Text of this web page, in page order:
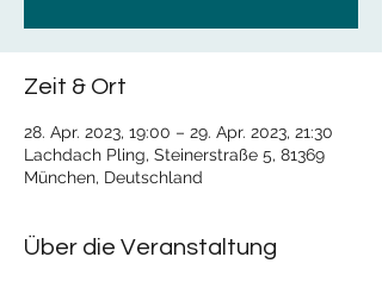
Zeit & Ort
28. Apr. 2023, 19:00 – 29. Apr. 2023, 21:30
Lachdach Pling, Steinerstraße 5, 81369
München, Deutschland
Über die Veranstaltung